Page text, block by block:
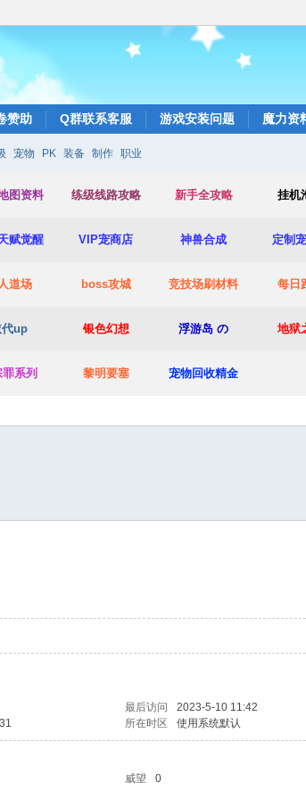
赞助 Q群联系客服 游戏安装问题 魔力资
宠物 PK 装备 制作 职业
图资料 练级线路攻略 新手全攻略 挂机
赋觉醒 VIP宠商店 神兽合成 定制
道场 boss攻城 竞技场刷材料 每日
代up 银色幻想 浮游岛 の 地狱
系列 黎明要塞 宠物回收精金
最后访问
2023-5-10 11:42
所在时区 使用系统默认
威望
0